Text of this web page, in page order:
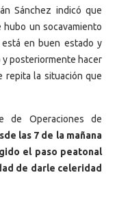
Sánchez indicó que
un socavamiento
en buen estado y
posteriormente hacer
repita la situación que
de Operaciones de
las 7 de la mañana
el paso peatonal
de darle celeridad